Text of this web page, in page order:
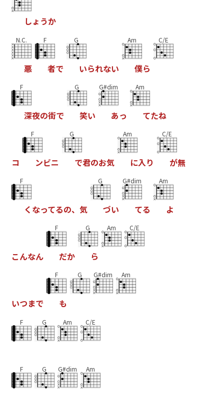
しょ うか
N.C.
悪
F
者で
G
いられない
Am
僕ら
C/E
F
深夜の街で
G
笑い
G#dim
あっ
Am
てたね
コ
F
ンビニ
G
で君のお気
Am
に入り
C/E
が無
F
く なってるの、 気
G
づい
G#dim
てる
Am
よ
こんなん
F
だか
G
ら
Am C/E
いつまで
F
も
G G#dim Am
F G Am C/E
F G G#dim Am